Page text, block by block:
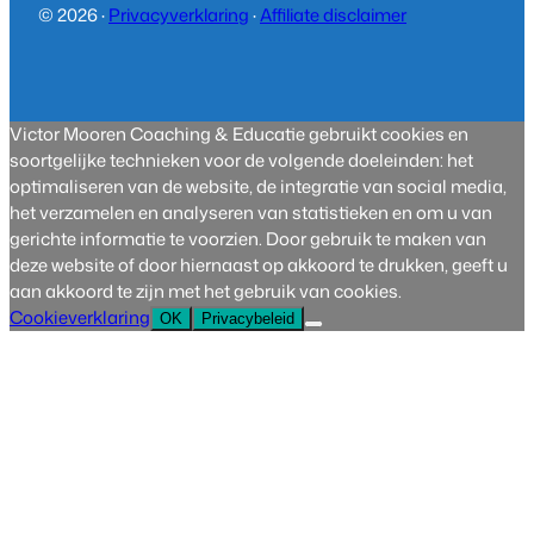
© 2026 ·Privacyverklaring·Affiliate disclaimer
Victor Mooren Coaching & Educatie gebruikt cookies en
soortgelijke technieken voor de volgende doeleinden: het
optimaliseren van de website, de integratie van social media,
het verzamelen en analyseren van statistieken en om u van
gerichte informatie te voorzien. Door gebruik te maken van
deze website of door hiernaast op akkoord te drukken, geeft u
aan akkoord te zijn met het gebruik van cookies.
Cookieverklaring OK Privacybeleid